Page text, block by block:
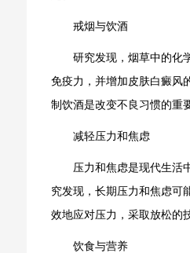
戒烟与饮酒
研究发现，烟草中的化学
免疫力，并增加皮肤白癜风
制饮酒是改变不良习惯的重
减轻压力和焦虑
压力和焦虑是现代生活中
究发现，长期压力和焦虑可
效地应对压力，采取放松的
饮食与营养